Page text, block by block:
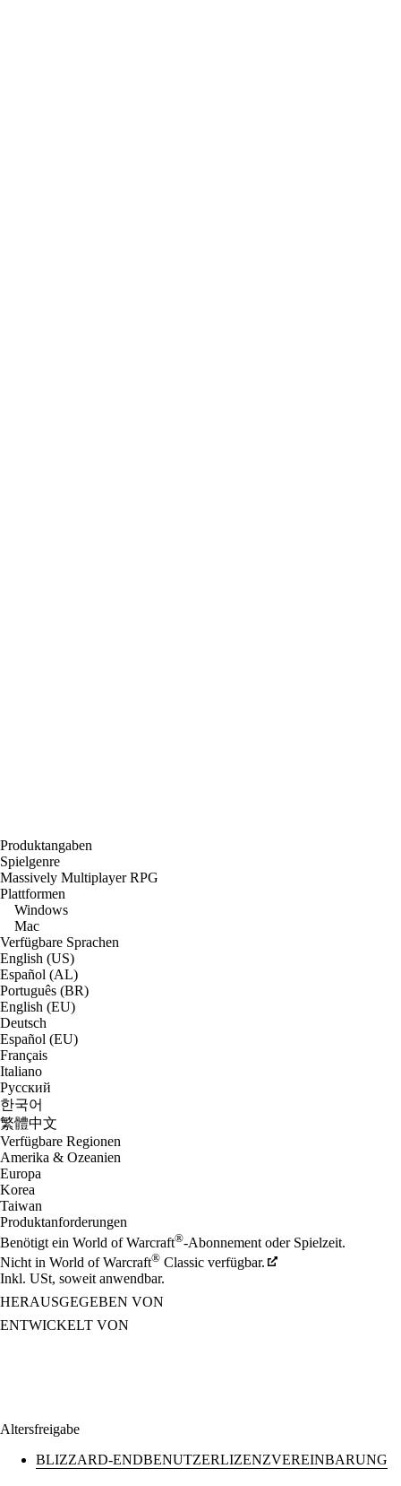
Produktangaben
Spielgenre
Massively Multiplayer RPG
Plattformen
Windows
Mac
Verfügbare Sprachen
English (US)
Español (AL)
Português (BR)
English (EU)
Deutsch
Español (EU)
Français
Italiano
Русский
한국어
繁體中文
Verfügbare Regionen
Amerika & Ozeanien
Europa
Korea
Taiwan
Produktanforderungen
Benötigt ein World of Warcraft®-Abonnement oder Spielzeit.
Nicht in World of Warcraft® Classic verfügbar.
Inkl. USt, soweit anwendbar.
HERAUSGEGEBEN VON
ENTWICKELT VON
Altersfreigabe
BLIZZARD-ENDBENUTZERLIZENZVEREINBARUNG